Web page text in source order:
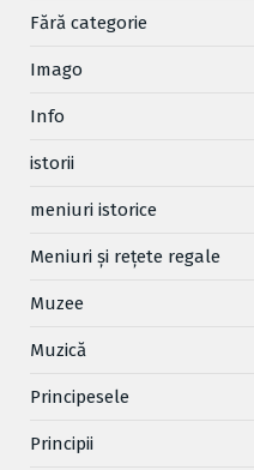
Fără categorie
Imago
Info
istorii
meniuri istorice
Meniuri și rețete regale
Muzee
Muzică
Principesele
Principii